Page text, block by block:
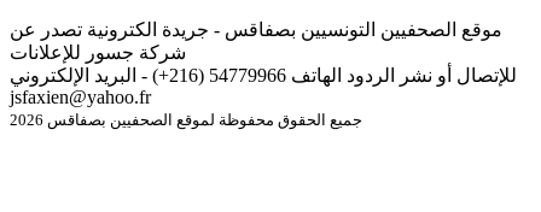
موقع الصحفيين التونسيين بصفاقس - جريدة الكترونية تصدر عن
شركة جسور للإعلانات
للإتصال أو نشر الردود الهاتف 54779966 (216+) - البريد الإلكتروني
jsfaxien@yahoo.fr
جميع الحقوق محفوظة لموقع الصحفيين بصفاقس 2026